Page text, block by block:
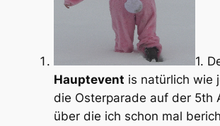
1.
Hauptevent is natürlich wie
die Osterparade auf der 5th
über die ich schon mal